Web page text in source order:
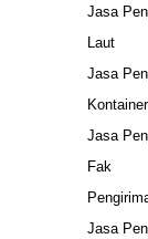
Jasa
Laut
Jasa
Kontainer
Jasa
Fak
Jasa